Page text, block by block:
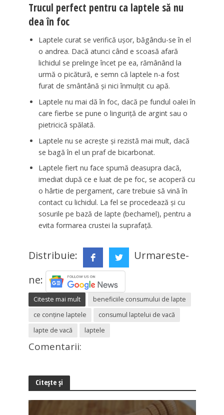
Trucul perfect pentru ca laptele să nu
dea în foc
Laptele curat se verifică ușor, băgându-se în el
o andrea. Dacă atunci când e scoasă afară
lichidul se prelinge încet pe ea, rămânând la
urmă o picătură, e semn că laptele n-a fost
furat de smântână și nici înmulțit cu apă.
Laptele nu mai dă în foc, dacă pe fundul oalei în
care fierbe se pune o linguriță de argint sau o
pietricică spălată.
Laptele nu se acrește și rezistă mai mult, dacă
se bagă în el un praf de bicarbonat.
Laptele fiert nu face spumă deasupra dacă,
imediat după ce e luat de pe foc, se acoperă cu
o hârtie de pergament, care trebuie să vină în
contact cu lichidul. La fel se procedează și cu
sosurile pe bază de lapte (bechamel), pentru a
evita formarea crustei la suprafață.
Distribuie:
Urmareste-
ne:
Citeste mai mult
beneficiile consumului de lapte
ce conține laptele
consumul laptelui de vacă
lapte de vacă
laptele
Comentarii:
Citește și